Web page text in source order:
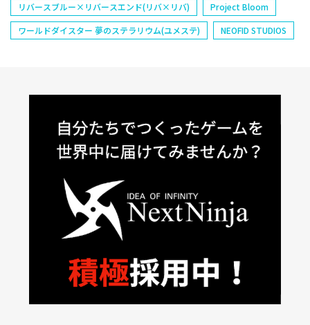
リバースブルー×リバースエンド(リバ×リバ)
Project Bloom
ワールドダイスター 夢のステラリウム(ユメステ)
NEOFID STUDIOS